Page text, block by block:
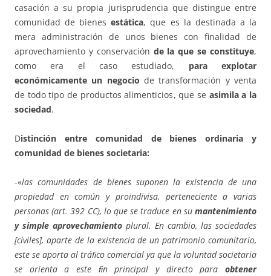
casación a su propia jurisprudencia que distingue entre
comunidad de bienesestática, que es la destinada a la
mera administración de unos bienes con finalidad de
aprovechamiento y conservación de la que se constituye,
como era el caso estudiado, para explotar
económicamente un negocio de transformación y venta
de todo tipo de productos alimenticios, que se asimila a la
sociedad.
Distinción entre comunidad de bienes ordinaria y
comunidad de bienes societaria:
-«las comunidades de bienes suponen la existencia de una
propiedad en común y proindivisa, perteneciente a varias
personas (art. 392 CC), lo que se traduce en su mantenimiento
y simple aprovechamiento plural. En cambio, las sociedades
[civiles], aparte de la existencia de un patrimonio comunitario,
este se aporta al tráﬁco comercial ya que la voluntad societaria
se orienta a este ﬁn principal y directo para obtener